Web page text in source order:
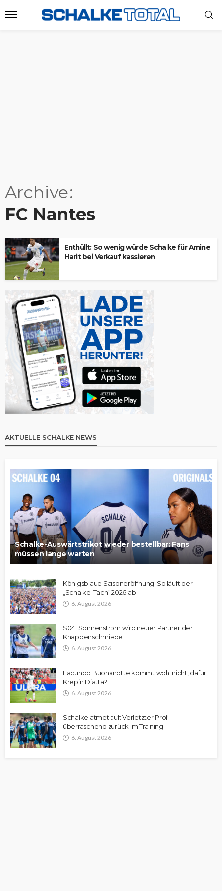
Archive
FC Nantes
Enthüllt: So wenig würde Schalke für Amine
Harit bei Verkauf kassieren
AKTUELLE SCHALKE NEWS
Schalke-Auswärtstrikot wieder bestellbar: Fans
müssen lange warten
Königsblaue Saisoneröffnung: So läuft der
„Schalke-Tach“ 2026 ab
6. August 2026
S04: Sonnenstrom wird neuer Partner der
Knappenschmiede
6. August 2026
Facundo Buonanotte kommt wohl nicht, dafür
Krepin Diatta?
6. August 2026
Schalke atmet auf: Verletzter Profi
überraschend zurück im Training
6. August 2026